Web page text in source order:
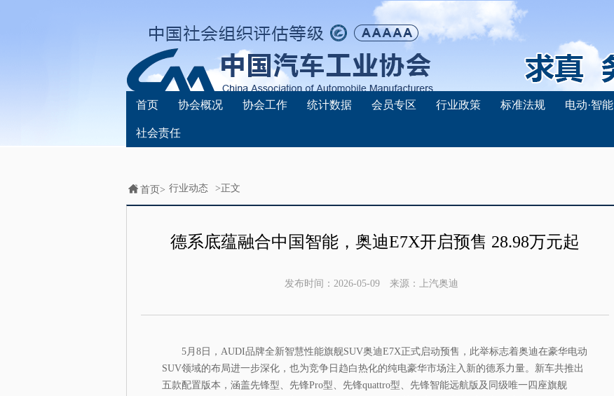
首页 协会概况 协会工作 统计数据 会员专区 行业政策 标准法规 电动·智能
社会责任
首页> 行业动态 >正文
德系底蕴融合中国智能，奥迪E7X开启预售 28.98万元起
发布时间： 2026-05-09 来源： 上汽奥迪
5月8日，AUDI品牌全新智慧性能旗舰SUV奥迪E7X正式启动预售，此举标志着奥迪在豪华电动
SUV领域的布局进一步深化，也为竞争日趋白热化的纯电豪华市场注入新的德系力量。新车共推出
五款配置版本，涵盖先锋型、先锋Pro型、先锋quattro型、先锋智能远航版及同级唯一四座旗舰